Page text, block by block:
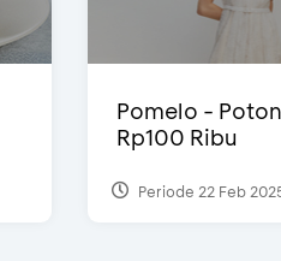
Pomelo -
Rp100 Ribu
Periode 22 Feb